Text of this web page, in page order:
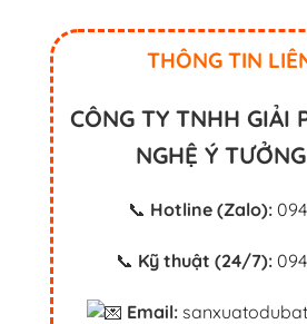
THÔNG TIN
CÔNG TY TNHH GIẢI
NGHỆ Ý
📞 Hotline (Zalo):
📞 Kỹ thuật (24/7):
Email: